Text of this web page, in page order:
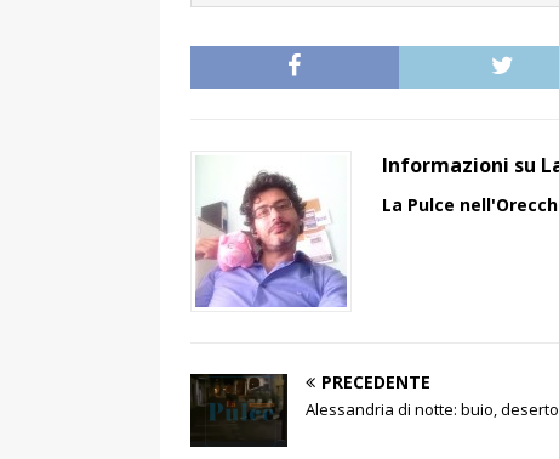
Informazioni su
La Pulce
PRECEDENTE
Alessandria di notte: buio,